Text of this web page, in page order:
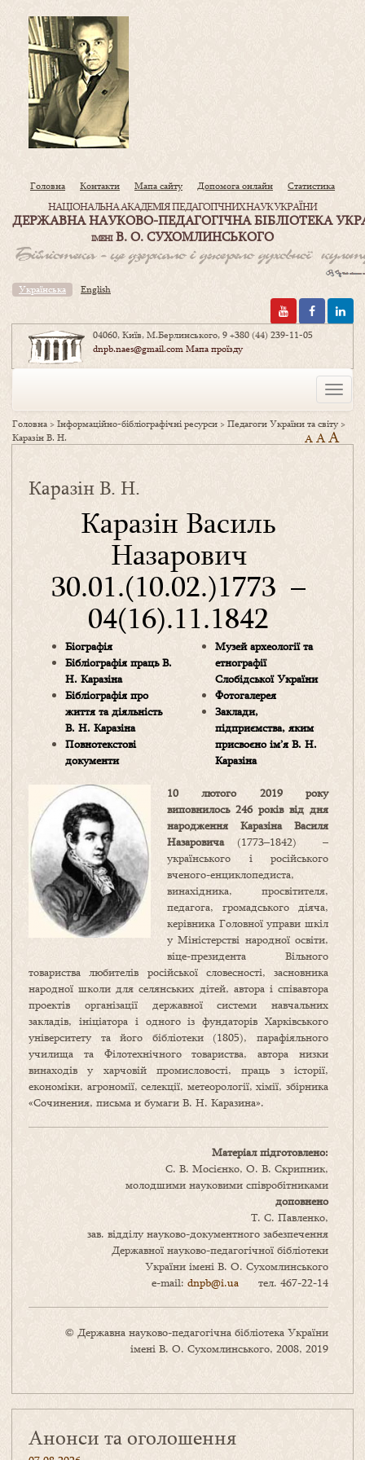
Головна Контакти Мапа сайту Допомога онлайн Статистика
НАЦІОНАЛЬНА АКАДЕМІЯ ПЕДАГОГІЧНИХ НАУК УКРАЇНИ
ДЕРЖАВНА НАУКОВО-ПЕДАГОГІЧНА БІБЛІОТЕКА
ІМЕНІВ. О. СУХОМЛИНСЬКОГО
Українська English
04060, Київ, М.Берлинського, 9+380 (44) 239-11-05
dnpb.naes@gmail.comМапа проїзду
Toggle
Головна >Інформаційно-бібліографічні ресурси >Педагоги України та світу>
Каразін В. Н.
A AA
Каразін В. Н.
Каразін Василь
Назарович
30.01.(10.02.)1773 –
04(16).11.1842
Біографія
Бібліографія праць В.
Н. Каразіна
Бібліографія про
життя та діяльність
В. Н. Каразіна
Повнотекстові
документи
Музей археології та
етнографії
Слобідської України
Фотогалерея
Заклади,
підприємства, яким
присвоєно ім’я В. Н.
Каразіна
10 лютого 2019 року
виповнилось 246 років від дня
народження
Каразіна Василя
Назаровича (1773–1842) –
українського і російського
вченого-енциклопедиста,
винахідника, просвітителя,
педагога, громадського діяча,
керівника Головної управи шкіл
у Міністерстві народної освіти,
віце-президента Вільного
товариства любителів російської словесності, засновника
народної школи для селянських дітей, автора і співавтора
проектів організації державної системи навчальних
закладів, ініціатора і одного із фундаторів Харківського
університету та його бібліотеки (1805), парафіяльного
училища та Філотехнічного товариства, автора низки
винаходів у харчовій промисловості, праць з історії,
економіки, агрономії, селекції, метеорології, хімії, збірника
«Сочинения, письма и бумаги В. Н. Каразина».
Матеріал підготовлено:
С. В. Мосієнко, О. В. Скрипник,
молодшими науковими співробітниками
доповнено
Т. С. Павленко,
зав. відділу науково-документного забезпечення
Державної науково-педагогічної бібліотеки
України імені В. О. Сухомлинського
e-mail: dnpb@i.ua тел. 467-22-14
© Державна науково-педагогічна бібліотека України
імені В. О. Сухомлинського, 2008, 2019
Анонси та оголошення